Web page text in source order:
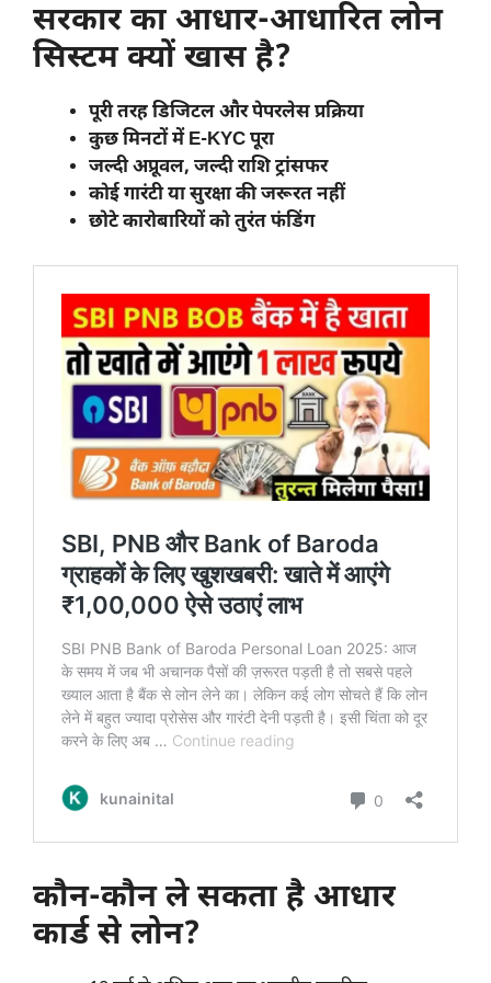
सरकार का आधार-आधारित लोन
सिस्टम क्यों खास है?
पूरी तरह डिजिटल और पेपरलेस प्रक्रिया
कुछ मिनटों में E-KYC पूरा
जल्दी अप्रूवल, जल्दी राशि ट्रांसफर
कोई गारंटी या सुरक्षा की जरूरत नहीं
छोटे कारोबारियों को तुरंत फंडिंग
कौन-कौन ले सकता है आधार
कार्ड से लोन?